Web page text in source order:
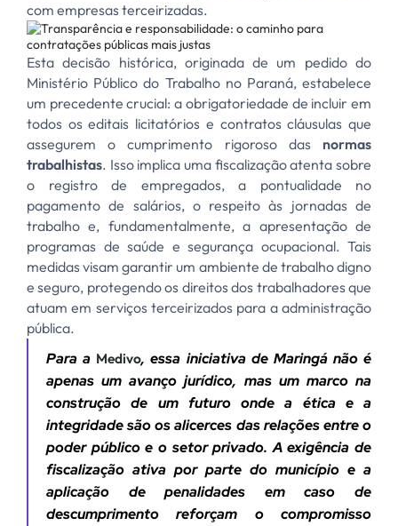
com empresas terceirizadas.
Esta decisão histórica, originada de um pedido do
Ministério Público do Trabalho no Paraná, estabelece
um precedente crucial: a obrigatoriedade de incluir em
todos os editais licitatórios e contratos cláusulas que
assegurem o cumprimento rigoroso das normas
trabalhistas. Isso implica uma fiscalização atenta sobre
o registro de empregados, a pontualidade no
pagamento de salários, o respeito às jornadas de
trabalho e, fundamentalmente, a apresentação de
programas de saúde e segurança ocupacional. Tais
medidas visam garantir um ambiente de trabalho digno
e seguro, protegendo os direitos dos trabalhadores que
atuam em serviços terceirizados para a administração
pública.
Para a Medivo, essa iniciativa de Maringá não é
apenas um avanço jurídico, mas um marco na
construção de um futuro onde a éticae a
integridadesão os alicerces das relações entre o
poder público e o setor privado. A exigência de
fiscalização ativa por parte do município e a
aplicação de penalidades em caso de
descumprimento reforçam o compromisso